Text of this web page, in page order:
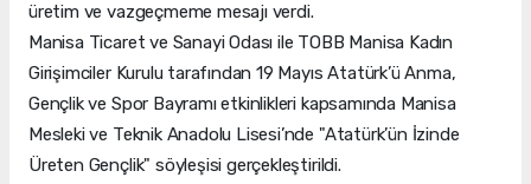
üretim ve vazgeçmeme mesajı verdi.
Manisa Ticaret ve Sanayi Odası ile TOBB Manisa Kadın
Girişimciler Kurulu tarafından 19 Mayıs Atatürk’ü Anma,
Gençlik ve Spor Bayramı etkinlikleri kapsamında Manisa
Mesleki ve Teknik Anadolu Lisesi’nde "Atatürk’ün İzinde
Üreten Gençlik" söyleşisi gerçekleştirildi.